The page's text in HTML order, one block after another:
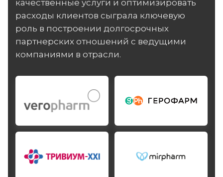
качественные услуги и оптимизировать
расходы клиентов сыграла ключевую
роль в построении долгосрочных
партнерских отношений с ведущими
компаниями в отрасли.